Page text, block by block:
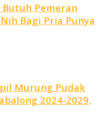
Butuh Pemeran
Bagi Pria Punya
Murung Pudak
2024-2029,